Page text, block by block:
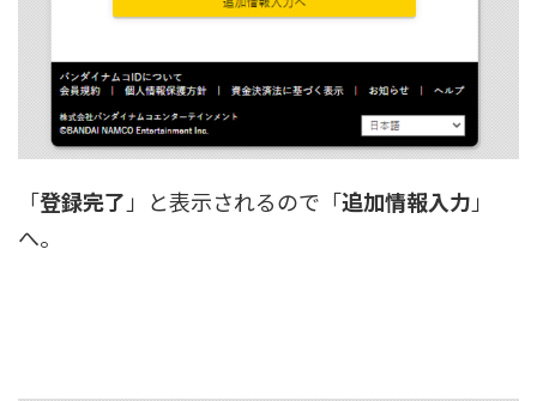
「登録完了 」と表示されるので「追加情報入力 」
へ。